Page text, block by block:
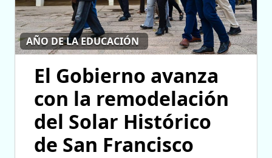
AÑO DE LA EDUCACIÓN
El Gobierno avanza
con la remodelación
del Solar Histórico
de San Francisco